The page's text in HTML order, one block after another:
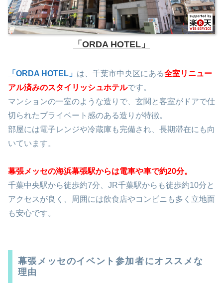
「ORDA HOTEL」
「ORDA HOTEL」 は、千葉市中央区にある全室リニュー
アル済みのスタイリッシュホテルです。
マンションの一室のような造りで、玄関と客室がドアで仕
切られたプライベート感のある造りが特徴。
部屋には電子レンジや冷蔵庫も完備され、長期滞在にも向
いています。
幕張メッセの海浜幕張駅からは電車や車で約20分。
千葉中央駅から徒歩約7分、JR千葉駅からも徒歩約10分と
アクセスが良く、周囲には飲食店やコンビニも多く立地面
も安心です。
幕張メッセのイベント参加者にオススメな
理由